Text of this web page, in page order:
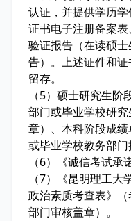
认证，并提供学历
证书电子注册备案
验证报告（在读硕
告）。上述证件和
留存。
（5）硕士研究生
部门或毕业学校研
章）、本科阶段成
或毕业学校教务部门
（6）《诚信考试承
（7）《昆明理工
政治素质考查表》
部门审核盖章）。